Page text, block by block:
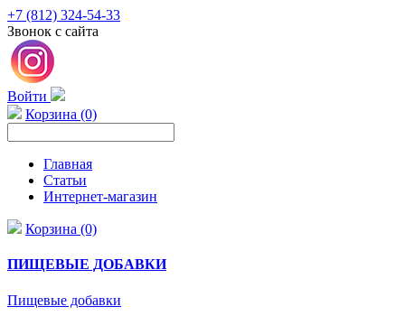
+7 (812) 324-54-33
Звонок с сайта
Войти
Корзина (0)
Главная
Статьи
Интернет-магазин
Корзина (0)
ПИЩЕВЫЕ ДОБАВКИ
Пищевые добавки